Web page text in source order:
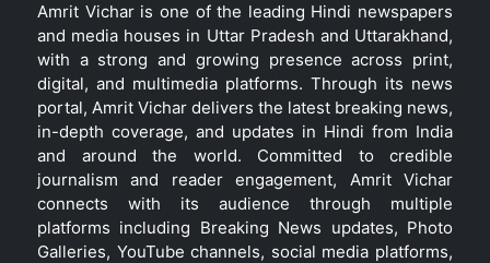
Amrit Vichar is one of the leading Hindi newspapers
and media houses in Uttar Pradesh and Uttarakhand,
with a strong and growing presence across print,
digital, and multimedia platforms. Through its news
portal, Amrit Vichar delivers the latest breaking news,
in-depth coverage, and updates in Hindi from India
and around the world. Committed to credible
journalism and reader engagement, Amrit Vichar
connects with its audience through multiple
platforms including Breaking News updates, Photo
Galleries, YouTube channels, social media platforms,